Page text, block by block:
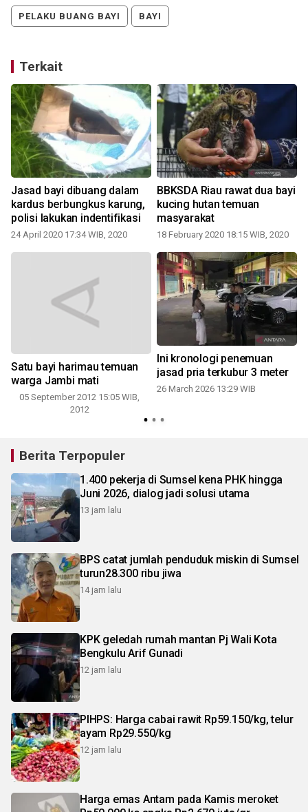
PELAKU BUANG BAYI BAYI
Terkait
Jasad bayi dibuang dalam
kardus berbungkus karung,
polisi lakukan indentifikasi
24 April 2020 17:34 WIB, 2020
BBKSDA Riau rawat dua bayi
kucing hutan temuan
masyarakat
18 February 2020 18:15 WIB, 2020
Satu bayi harimau temuan
warga Jambi mati
05 September 2012 15:05 WIB,
2012
Ini kronologi penemuan
jasad pria terkubur 3 meter
26 March 2026 13:29 WIB
Berita Terpopuler
1.400 pekerja di Sumsel kena PHK hingga
Juni 2026, dialog jadi solusi utama
13 jam lalu
BPS catat jumlah penduduk miskin di Sumsel
turun28.300 ribu jiwa
14 jam lalu
KPK geledah rumah mantan Pj Wali Kota
Bengkulu Arif Gunadi
12 jam lalu
PIHPS: Harga cabai rawit Rp59.150/kg, telur
ayam Rp29.550/kg
12 jam lalu
Harga emas Antam pada Kamis meroket